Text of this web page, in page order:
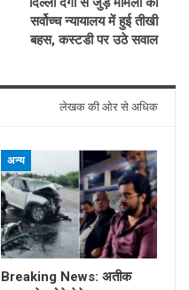
सर्वोच्च न्यायालय में हुई तीखी
बहस, कस्टडी पर उठे सवाल
लेखक की ओर से अधिक
अन्य
Breaking News: अतीक